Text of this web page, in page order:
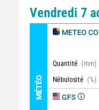
Vendredi 7
MÉTÉO
METEO
Quantité (mm)
Nébulosité (%)
GFS